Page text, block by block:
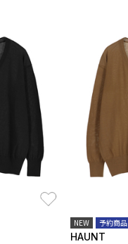
NEW 予約商品
HAUNT